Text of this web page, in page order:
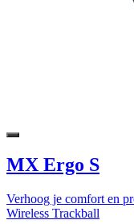
MX Ergo S
Verhoog je comfort en
Wireless Trackball